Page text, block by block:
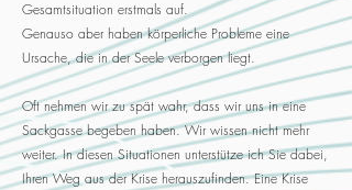
Gesamtsituation erstmals auf.
Genauso aber haben körperliche Probleme eine
Ursache, die in der Seele verborgen liegt.
Oft nehmen wir zu spät wahr, dass wir uns in eine
Sackgasse begeben haben. Wir wissen nicht mehr
weiter. In diesen Situationen unterstütze ich Sie dabei,
Ihren Weg aus der Krise herauszufinden. Eine Krise